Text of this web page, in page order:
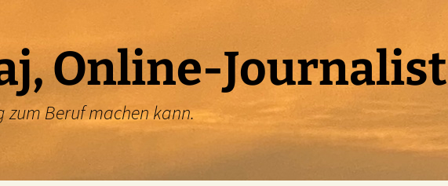
Online-Journalist
zum Beruf machen kann.